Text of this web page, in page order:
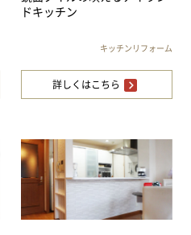
ドキッチン
キッチンリフォーム
詳しくはこちら